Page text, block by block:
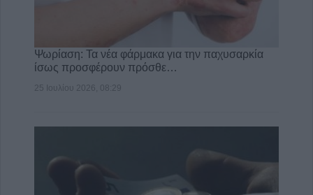
Ψωρίαση: Τα νέα φάρμακα για την παχυσαρκία
ίσως προσφέρουν πρόσθε…
25 Ιουλίου 2026, 08:29